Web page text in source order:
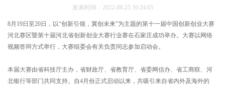
发表时间：2022-08-25 10:24:05
8月19日至20日，以“创新引领，冀创未来”为主题的第十一届中国创新创业大赛
河北赛区暨第十届河北省创新创业大赛行业赛在石家庄成功举办。大赛以网络
视频答辩方式举行，大赛组委会有关负责同志参加启动会。
本届大赛由省科技厅主办，省财政厅、省教育厅、省委网信办、省工商联、河
北银行等部门共同支持。自4月份正式启动以来，共吸引来自省内外及海外的